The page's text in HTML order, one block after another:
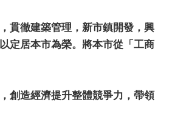
貫徹建築管理，新市鎮開發，興
定居本市為榮。將本市從「工商
創造經濟提升整體競爭力，帶領